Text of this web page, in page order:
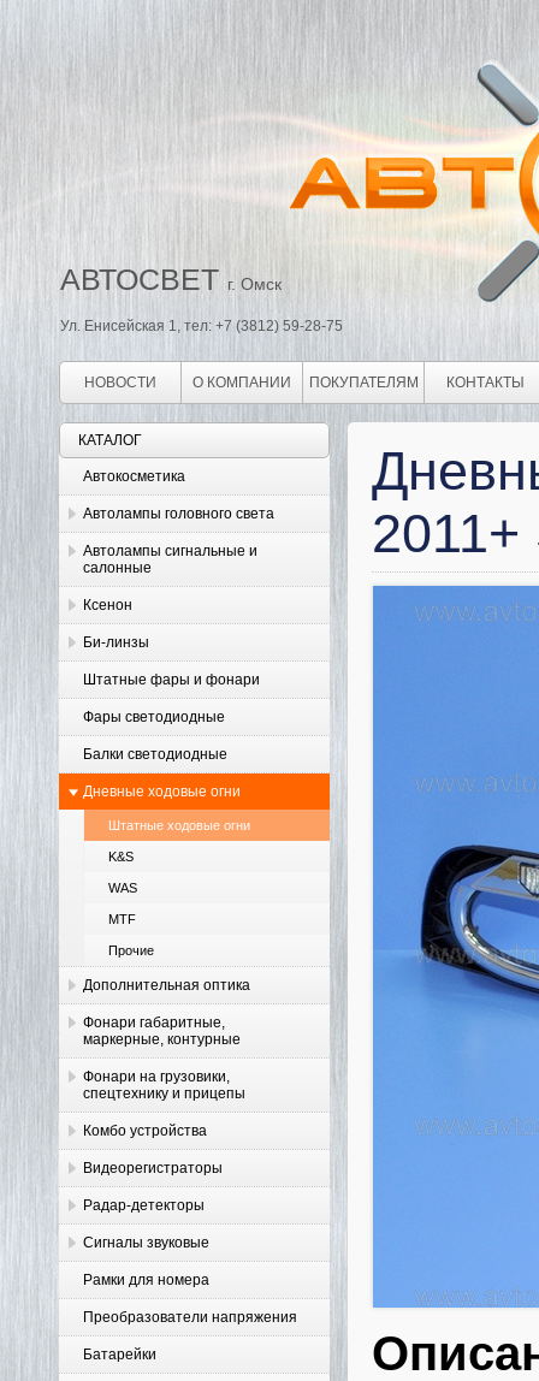
АВТОСВЕТ г. Омск
Ул. Енисейская 1, тел: +7 (3812) 59-28-75
НОВОСТИ О КОМПАНИИ ПОКУПАТЕЛЯМ КОНТАКТЫ
КАТАЛОГ
Автокосметика
Автолампы головного света
Автолампы сигнальные и
салонные
Ксенон
Би-линзы
Штатные фары и фонари
Фары светодиодные
Балки светодиодные
Дневные ходовые огни
Штатные ходовые огни
K&S
WAS
MTF
Прочие
Дополнительная оптика
Фонари габаритные,
маркерные, контурные
Фонари на грузовики,
спецтехнику и прицепы
Комбо устройства
Видеорегистраторы
Радар-детекторы
Сигналы звуковые
Рамки для номера
Преобразователи напряжения
Батарейки
2011+